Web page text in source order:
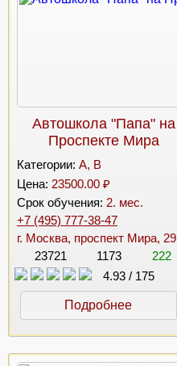
Автошкола "Папа" на
Проспекте Мира
Категории: A, B
Цена: 23500.00 ₽
Срок обучения: 2. мес.
+7 (495) 777-38-47
г. Москва, проспект Мира, 29
23721
1173 222
4.93 / 175
Подробнее